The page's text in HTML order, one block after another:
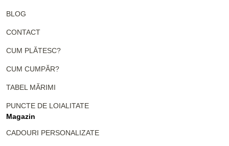
BLOG
CONTACT
CUM PLĂTESC?
CUM CUMPĂR?
TABEL MĂRIMI
PUNCTE DE LOIALITATE
Magazin
CADOURI PERSONALIZATE